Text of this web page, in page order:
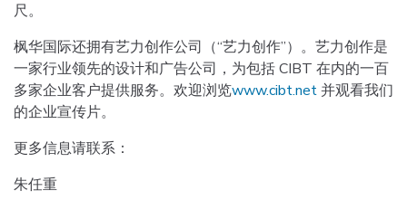
尺。
枫华国际还拥有艺力创作公司（“艺力创作”）。艺力创作是
一家行业领先的设计和广告公司，为包括 CIBT 在内的一百
多家企业客户提供服务。欢迎浏览www.cibt.net并观看我们
的企业宣传片。
更多信息请联系：
朱任重